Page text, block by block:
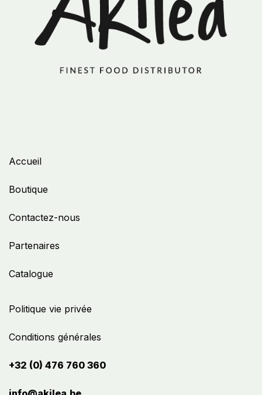
Politique vie privée
Conditions générales
+32 (0) 476 760 360
Accueil
Boutique
Contactez-nous
Partenaires
Catalogue